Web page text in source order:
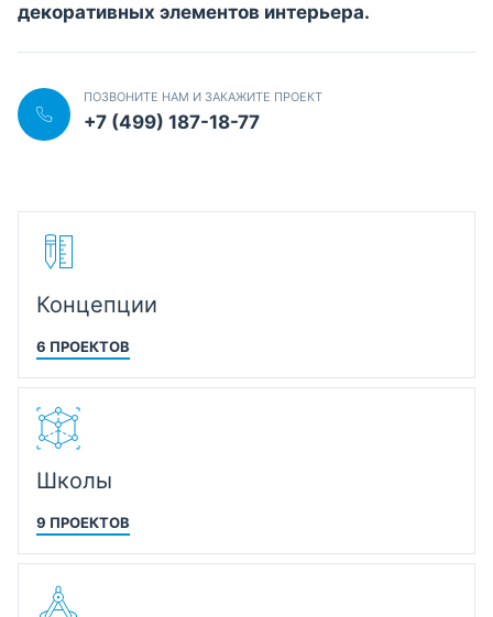
декоративных элементов интерьера.
ПОЗВОНИТЕ НАМ И ЗАКАЖИТЕ ПРОЕКТ
+7 (499) 187-18-77
Концепции
6 ПРОЕКТОВ
Школы
9 ПРОЕКТОВ